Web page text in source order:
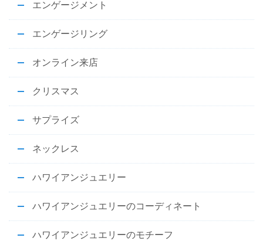
エンゲージメント
エンゲージリング
オンライン来店
クリスマス
サプライズ
ネックレス
ハワイアンジュエリー
ハワイアンジュエリーのコーディネート
ハワイアンジュエリーのモチーフ